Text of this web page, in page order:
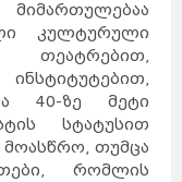
კულტურული
40-ზე მეტი
სტატუსით
მოასწრო, თუმცა
რომლის